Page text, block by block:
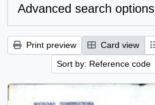
Advanced search options
Print preview Card view
Sort by: Reference code